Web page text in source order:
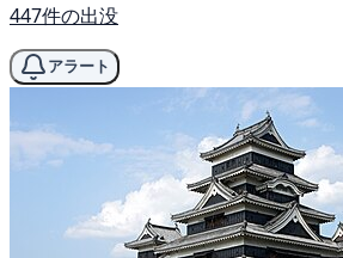
447件の出没
アラート